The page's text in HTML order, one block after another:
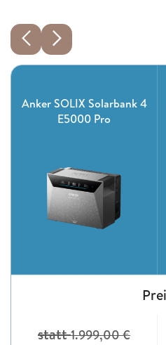
Anker SOLIX Solarbank 4
E5000 Pro
statt1.999,00€